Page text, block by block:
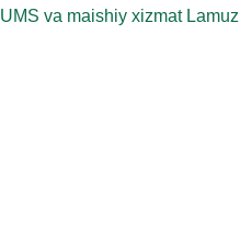
UMS va maishiy xizmat